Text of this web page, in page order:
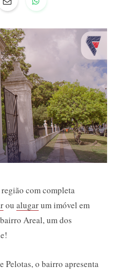
com completa
ou alugarum imóvel em
Areal, um dos
Pelotas, o bairro apresenta